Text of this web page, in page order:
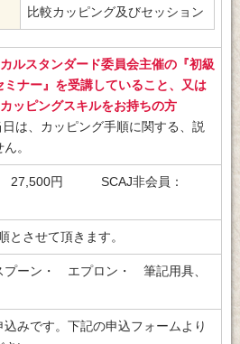
比較カッピング及びセッション
ルスタンダード委員会主催の『初級
ミナー』を受講していること、又は
ッピングスキルをお持ちの方
は、カッピング手順に関する、説
。
27,500円 SCAJ非会員：
させて頂きます。
プーン・ エプロン・ 筆記用具、
込みです。下記の申込フォームより